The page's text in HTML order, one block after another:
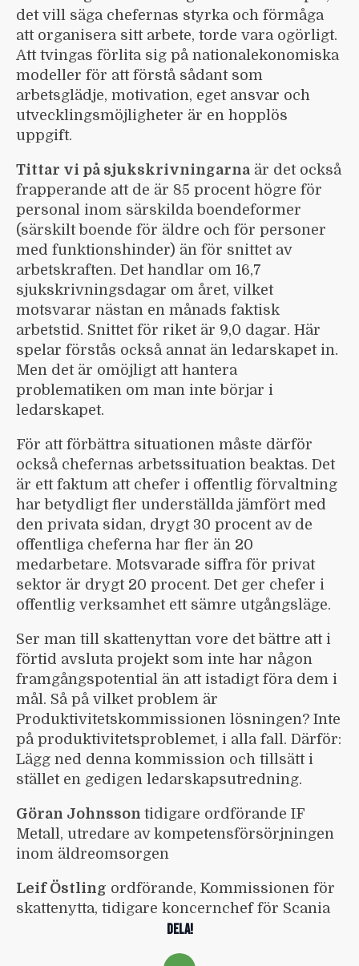
det vill säga chefernas styrka och förmåga
att organisera sitt arbete, torde vara ogörligt.
Att tvingas förlita sig på nationalekonomiska
modeller för att förstå sådant som
arbetsglädje, motivation, eget ansvar och
utvecklingsmöjligheter är en hopplös
uppgift.
Tittar vi på sjukskrivningarna är det också
frapperande att de är 85 procent högre för
personal inom särskilda boendeformer
(särskilt boende för äldre och för personer
med funktionshinder) än för snittet av
arbetskraften. Det handlar om 16,7
sjukskrivningsdagar om året, vilket
motsvarar nästan en månads faktisk
arbetstid. Snittet för riket är 9,0 dagar. Här
spelar förstås också annat än ledarskapet in.
Men det är omöjligt att hantera
problematiken om man inte börjar i
ledarskapet.
För att förbättra situationen måste därför
också chefernas arbetssituation beaktas. Det
är ett faktum att chefer i offentlig förvaltning
har betydligt fler underställda jämfört med
den privata sidan, drygt 30 procent av de
offentliga cheferna har fler än 20
medarbetare. Motsvarade siffra för privat
sektor är drygt 20 procent. Det ger chefer i
offentlig verksamhet ett sämre utgångsläge.
Ser man till skattenyttan vore det bättre att i
förtid avsluta projekt som inte har någon
framgångspotential än att istadigt föra dem i
mål. Så på vilket problem är
Produktivitetskommissionen lösningen? Inte
på produktivitetsproblemet, i alla fall. Därför:
Lägg ned denna kommission och tillsätt i
stället en gedigen ledarskapsutredning.
Göran Johnsson tidigare ordförande IF
Metall, utredare av kompetensförsörjningen
inom äldreomsorgen
Leif Östling ordförande, Kommissionen för
skattenytta, tidigare koncernchef för Scania
DELA!